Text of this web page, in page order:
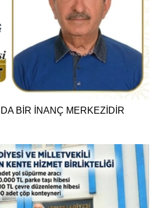
BİR İNANÇ MERKEZİDİR